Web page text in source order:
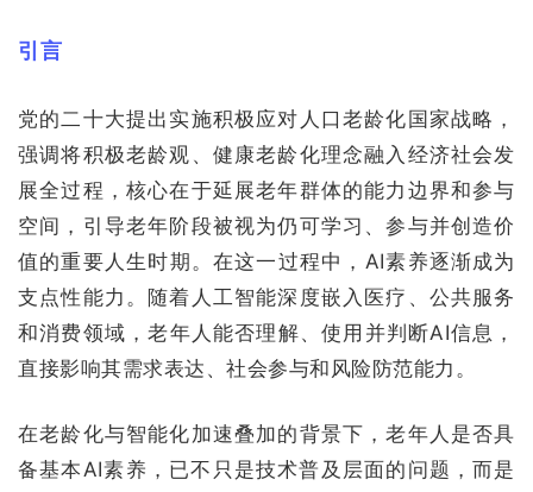
引言
党的二十大提出实施积极应对人口老龄化国家战略，
强调将积极老龄观、健康老龄化理念融入经济社会发
展全过程，核心在于延展老年群体的能力边界和参与
空间，引导老年阶段被视为仍可学习、参与并创造价
值的重要人生时期。在这一过程中，AI素养逐渐成为
支点性能力。随着人工智能深度嵌入医疗、公共服务
和消费领域，老年人能否理解、使用并判断AI信息，
直接影响其需求表达、社会参与和风险防范能力。
在老龄化与智能化加速叠加的背景下，老年人是否具
备基本AI素养，已不只是技术普及层面的问题，而是